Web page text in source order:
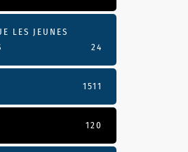
LES JEUNES
24
1511
120